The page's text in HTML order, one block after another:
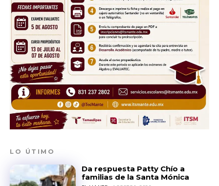
LO ÚTIMO
Da respuesta Patty Chío a
familias de la Santa Mónica